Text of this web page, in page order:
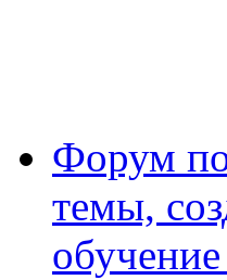
Форум по
темы,